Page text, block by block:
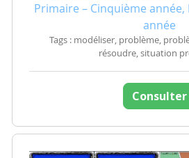
Primaire – Cinquième année,
année
Tags : modéliser, problème,
résoudre, situation
Consulter